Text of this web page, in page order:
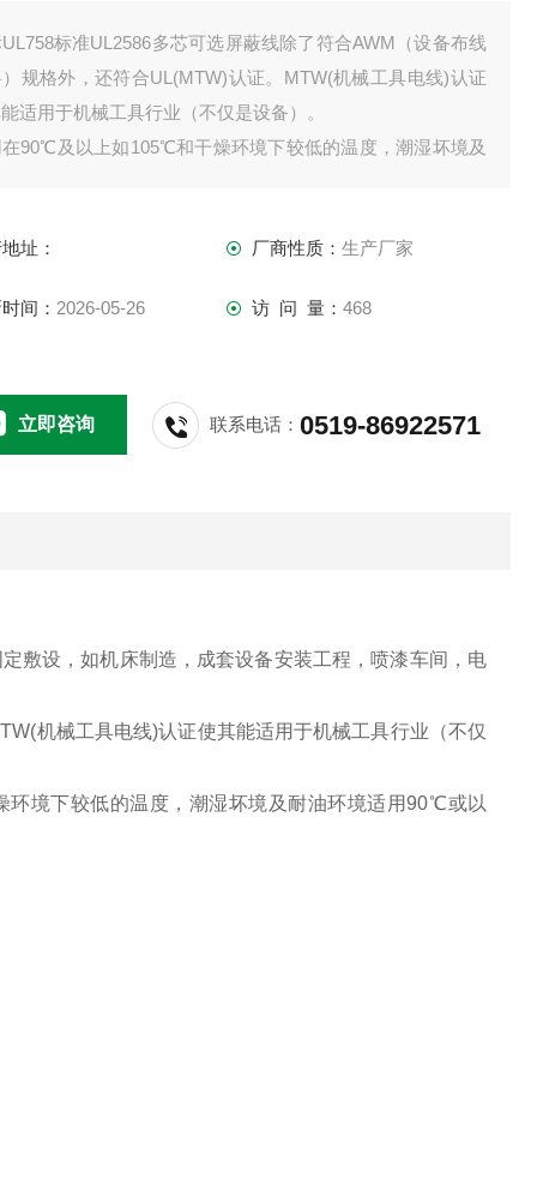
标准UL2586多芯可选屏蔽线除了符合AWM（设备布线
规格外，还符合UL(MTW)认证。MTW(机械工具电线)认证
适用于机械工具行业（不仅是设备）。
90℃及以上如105℃和干燥环境下较低的温度，潮湿坏境及
址： 厂商性质： 生产厂家
间： 2026-05-26 访 问 量： 468
立即咨询 联系电话：0519-86922571
敷设，如机床制造，成套设备安装工程，喷漆车间，电
机械工具电线)认证使其能适用于机械工具行业（不仅
境下较低的温度，潮湿坏境及耐油环境适用90℃或以